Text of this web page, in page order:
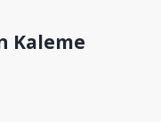
Kaleme